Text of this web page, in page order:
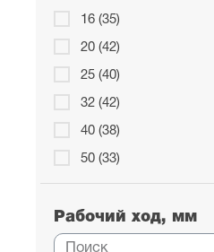
16 (35)
20 (42)
25 (40)
32 (42)
40 (38)
50 (33)
6 (4)
63 (34)
Рабочий ход, мм